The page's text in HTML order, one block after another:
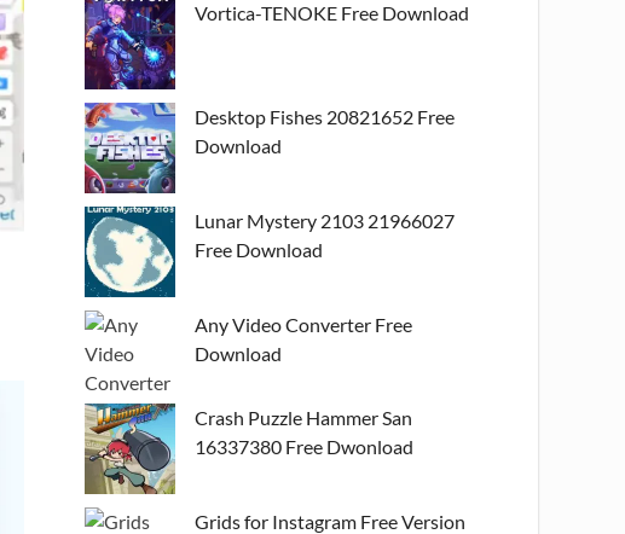
Vortica-TENOKE Free Download
Desktop Fishes 20821652 Free
Download
Lunar Mystery 2103 21966027
Free Download
Any Video Converter Free
Download
Crash Puzzle Hammer San
16337380 Free Dwonload
Grids for Instagram Free Version